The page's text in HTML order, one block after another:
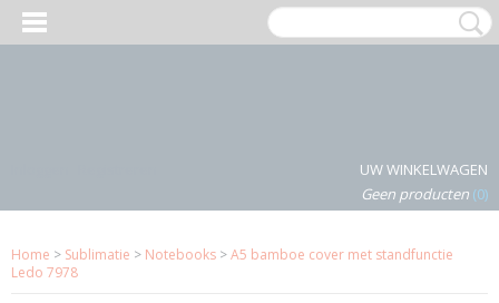
UW WINKELWAGEN
Geen producten (0)
Home > Sublimatie > Notebooks >A5 bamboe cover met standfunctie
Ledo 7978